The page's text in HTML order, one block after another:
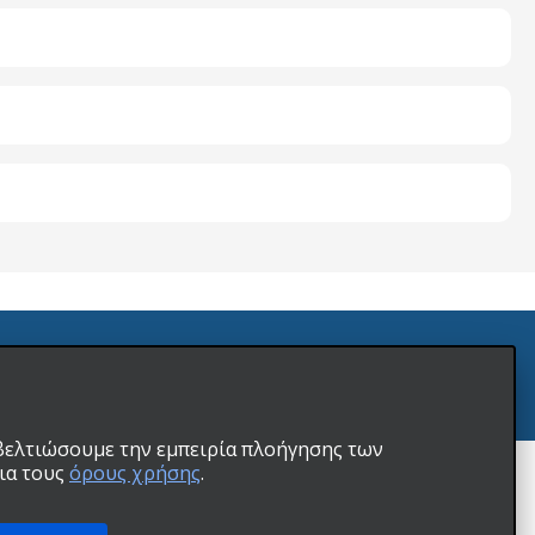
προβλήματος
την εμπειρία πλοήγησης των
τους όρους χρήσης.